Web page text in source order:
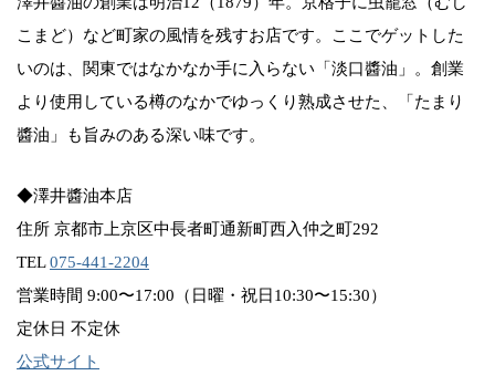
こまど）など町家の風情を残すお店です。ここでゲットした
いのは、関東ではなかなか手に入らない「淡口醬油」。創業
より使用している樽のなかでゆっくり熟成させた、「たまり
醬油」も旨みのある深い味です。
◆澤井醬油本店
住所 京都市上京区中長者町通新町西入仲之町292
TEL075-441-2204
営業時間 9:00〜17:00（日曜・祝日10:30〜15:30）
定休日 不定休
公式サイト